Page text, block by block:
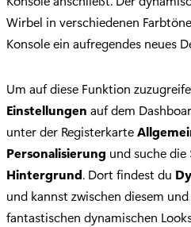
Wirbel in verschiedenen
Konsole ein aufregendes neues
Um auf diese Funktion
Einstellungen auf dem
unter der Registerkarte
Personalisierung und suche
Hintergrund. Dort findest du
und kannst zwischen diesem
fantastischen dynamischen